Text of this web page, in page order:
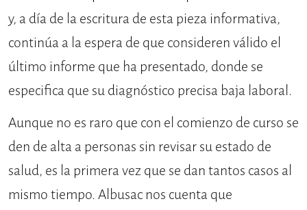
y, a día de la escritura de esta pieza informativa,
continúa a la espera de que consideren válido el
último informe que ha presentado, donde se
especifica que su diagnóstico precisa baja laboral.
Aunque no es raro que con el comienzo de curso se
den de alta a personas sin revisar su estado de
salud, es la primera vez que se dan tantos casos al
mismo tiempo. Albusac nos cuenta que